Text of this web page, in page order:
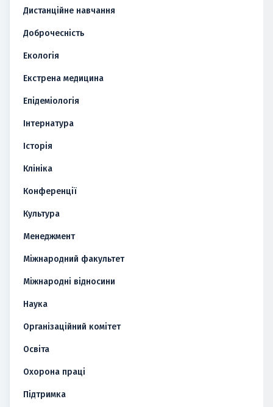
Дистанційне навчання
Доброчесність
Екологія
Екстрена медицина
Епідеміологія
Інтернатура
Історія
Клініка
Конференції
Культура
Менеджмент
Міжнародний факультет
Міжнародні відносини
Наука
Організаційний комітет
Освіта
Охорона праці
Підтримка